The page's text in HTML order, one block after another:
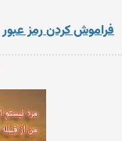
فراموش کردن رمز عبور